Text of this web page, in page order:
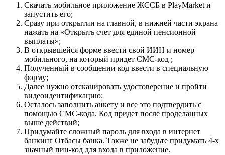
Скачать мобильное приложение ЖССБ в PlayMarket и
запустить его;
Сразу при открытии на главной, в нижней части экрана
нажать на «Открыть счет для единой пенсионной
выплаты»;
В открывшейся форме ввести свой ИИН и номер
мобильного, на который придет СМС-код ;
Полученный в сообщении код ввести в специальную
форму;
Далее нужно отсканировать удостоверение и пройти
видеоидентификацию;
Осталось заполнить анкету и все это подтвердить с
помощью СМС-кода. Код придет после проделанных
выше действий;
Придумайте сложный пароль для входа в интернет
банкинг Отбасы банка. Также не забудьте придумать 4-х
значный пин-код для входа в приложение.